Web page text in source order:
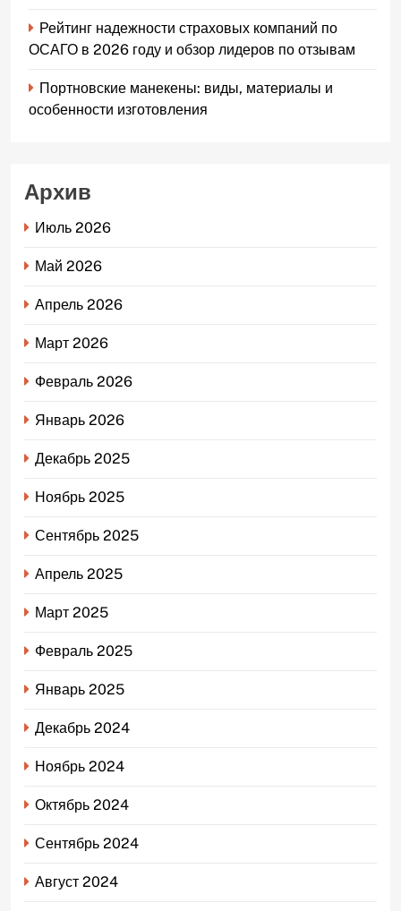
Рейтинг надежности страховых компаний по
ОСАГО в 2026 году и обзор лидеров по отзывам
Портновские манекены: виды, материалы и
особенности изготовления
Архив
Июль 2026
Май 2026
Апрель 2026
Март 2026
Февраль 2026
Январь 2026
Декабрь 2025
Ноябрь 2025
Сентябрь 2025
Апрель 2025
Март 2025
Февраль 2025
Январь 2025
Декабрь 2024
Ноябрь 2024
Октябрь 2024
Сентябрь 2024
Август 2024